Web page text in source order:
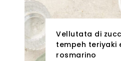
Vellutata di
tempeh
rosmarino